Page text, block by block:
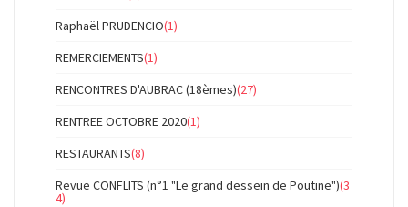
Raphaël PRUDENCIO(1)
REMERCIEMENTS(1)
RENCONTRES D'AUBRAC (18èmes)(27)
RENTREE OCTOBRE 2020(1)
RESTAURANTS(8)
Revue CONFLITS (n°1 "Le grand dessein de Poutine")(3
4)